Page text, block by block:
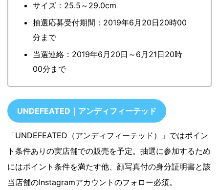
サイズ：25.5～29.0cm
抽選応募受付期間：2019年6月20日20時00
分まで
当選連絡：2019年6月20日～6月21日20時
00分まで
UNDEFEATED｜アンディフィーテッド
「UNDEFEATED（アンディフィーテッド）」ではポイン
ト条件ありの実店舗での販売を予定。抽選に参加するため
にはポイント条件を満たす他、顔写真付の身分証明書と該
当店舗のInstagramアカウントのフォロー必須。